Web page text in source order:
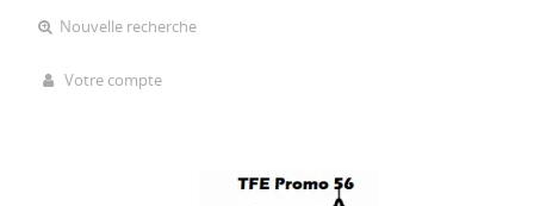
Nouvelle recherche
Votre compte